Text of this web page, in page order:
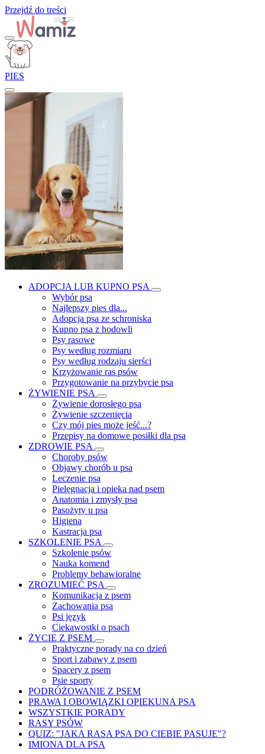
Przejdź do treści
PIES
ADOPCJA LUB KUPNO PSA
Wybór psa
Najlepszy pies dla...
Adopcja psa ze schroniska
Kupno psa z hodowli
Psy rasowe
Psy według rozmiaru
Psy według rodzaju sierści
Krzyżowanie ras psów
Przygotowanie na przybycie psa
ŻYWIENIE PSA
Żywienie dorosłego psa
Żywienie szczenięcia
Czy mój pies może jeść...?
Przepisy na domowe posiłki dla psa
ZDROWIE PSA
Choroby psów
Objawy chorób u psa
Leczenie psa
Pielęgnacja i opieka nad psem
Anatomia i zmysły psa
Pasożyty u psa
Higiena
Kastracja psa
SZKOLENIE PSA
Szkolenie psów
Nauka komend
Problemy behawioralne
ZROZUMIEĆ PSA
Komunikacja z psem
Zachowania psa
Psi język
Ciekawostki o psach
ŻYCIE Z PSEM
Praktyczne porady na co dzień
Sport i zabawy z psem
Spacery z psem
Psie sporty
PODRÓŻOWANIE Z PSEM
PRAWA I OBOWIĄZKI OPIEKUNA PSA
WSZYSTKIE PORADY
RASY PSÓW
QUIZ: "JAKA RASA PSA DO CIEBIE PASUJE"?
IMIONA DLA PSA